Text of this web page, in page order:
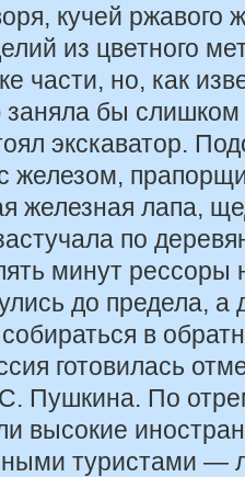
кучей ржавого
из цветного
части, но, как
заняла бы
экскаватор.
железом,
железная лапа,
по
минут рессоры
до предела, а
в
готовилась
С. Пушкина. По
высокие
туристами —